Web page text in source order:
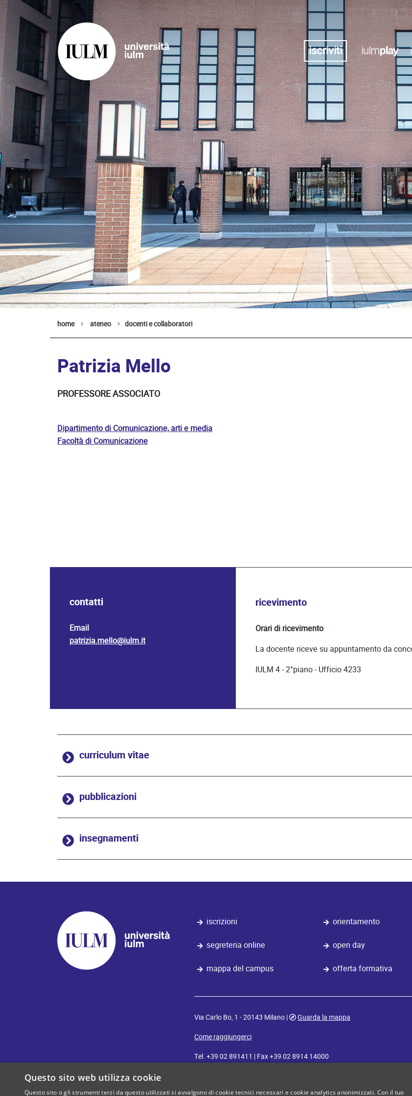
iscriviti
home ateneo docenti e collaboratori
Patrizia Mello
PROFESSORE ASSOCIATO
Dipartimento di Comunicazione, arti e media
Facoltà di Comunicazione
contatti
Email
patrizia.mello@iulm.it
ricevimento
Orari di ricevimento
La docente riceve su appuntamento da
IULM 4 - 2°piano - Ufficio 4233
curriculum vitae
pubblicazioni
insegnamenti
iscrizioni
segreteria online
mappa del campus
orientamento
open day
offerta formativa
Via Carlo Bo, 1 - 20143 Milano |
Guarda la mappa
Come raggiungerci
Tel. +39 02 891411 | Fax +39 02 8914 14000
Questo sito web utilizza cookie
Questo sito o gli strumenti terzi da questo utilizzati si avvalgono di cookie tecnici necessari e cookie analytics anonimizzati. Con il tuo